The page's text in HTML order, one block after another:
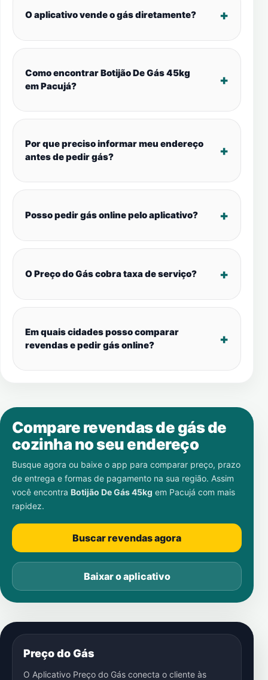
O aplicativo vende o gás diretamente?
Como encontrar Botijão De Gás 45kg
em Pacujá?
Por que preciso informar meu endereço
antes de pedir gás?
Posso pedir gás online pelo aplicativo?
O Preço do Gás cobra taxa de serviço?
Em quais cidades posso comparar
revendas e pedir gás online?
Compare revendas de gás de
cozinha no seu endereço
Busque agora ou baixe o app para comparar preço, prazo
de entrega e formas de pagamento na sua região. Assim
você encontra Botijão De Gás 45kg em Pacujá com mais
rapidez.
Buscar revendas agora
Baixar o aplicativo
Preço do Gás
O Aplicativo Preço do Gás conecta o cliente às